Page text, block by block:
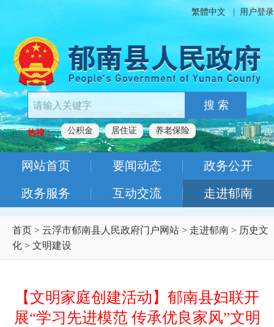
繁體中文 用户登录
搜 索
热搜： 公积金 居住证 养老保险
网站首页 要闻动态 政务公开
政务服务 互动交流 走进郁南
首页 > 云浮市郁南县人民政府门户网站 > 走进郁南 > 历史文
化 > 文明建设
【文明家庭创建活动】郁南县妇联开
展“学习先进模范 传承优良家风”文明